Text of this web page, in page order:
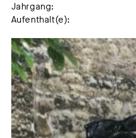
Jahrgang:
Aufenthalt(e):